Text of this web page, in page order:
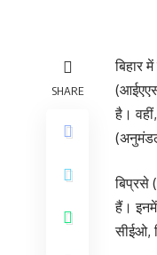
SHARE
बिहार
है।
बिप्रसे
हैं। इनमें
सीईओ,